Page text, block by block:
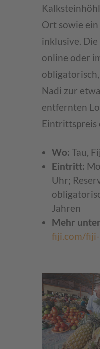
Ort sowie
inklusive. Die
online oder
Nadi zur
entfernten
Eintrittspreis
Wo: Tau,
Eintritt:
Uhr;
Jahren
Mehr
fiji.com/